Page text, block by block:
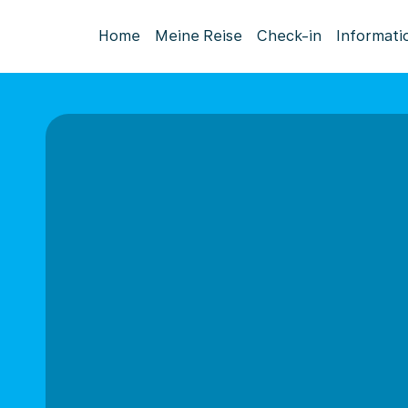
Home Meine Reise Check-in